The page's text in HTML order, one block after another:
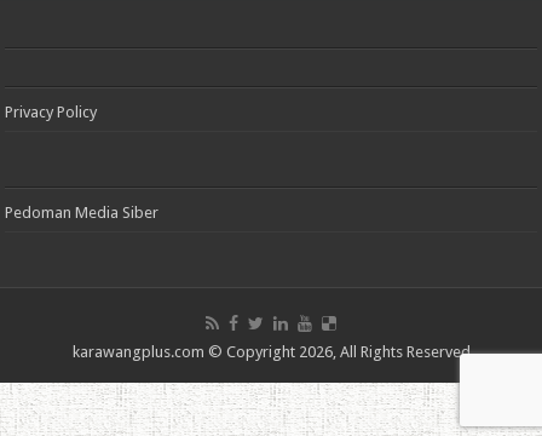
Privacy Policy
Pedoman Media Siber
karawangplus.com © Copyright 2026, All Rights Reserved